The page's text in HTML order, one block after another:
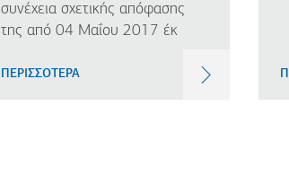
συνέχεια σχετικής απόφασης
της από 04 Μαΐου 2017 έκ
ΠΕΡΙΣΣΟΤΕΡΑ